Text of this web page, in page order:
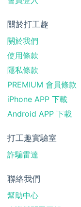
關於打工趣
關於我們
使用條款
隱私條款
PREMIUM 會員條款
iPhone APP 下載
Android APP 下載
打工趣實驗室
詐騙雷達
聯絡我們
幫助中心